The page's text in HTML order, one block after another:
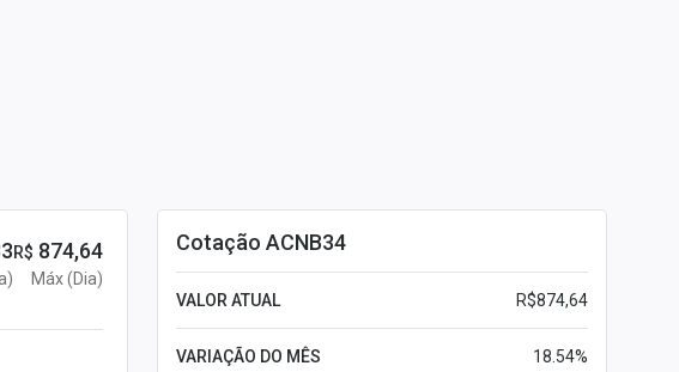
R$ 874,64
Máx (Dia)
Cotação ACNB34
VALOR ATUAL R$874,64
VARIAÇÃO DO MÊS 18.54%